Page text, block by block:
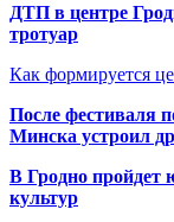
ДТП в центре
тротуар
Как формируется
После фестиваля
Минска устроил
В Гродно пройдет
культур